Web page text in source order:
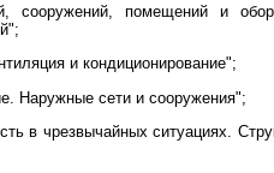
сооружений, помещений и
и кондиционирование";
Наружные сети и сооружения";
в чрезвычайных ситуациях.